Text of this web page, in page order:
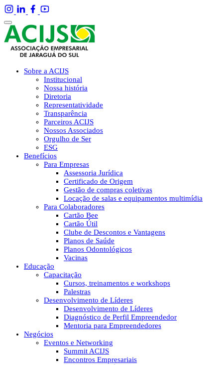
Sobre a ACIJS
Institucional
Nossa história
Diretoria
Representatividade
Transparência
Parceiros ACIJS
Nossos Associados
Orgulho de Ser
ESG
Benefícios
Para Empresas
Assessoria Jurídica
Certificado de Origem
Gestão de compras coletivas
Locação de salas e equipamentos multimídia
Para Colaboradores
Cartão Bee
Cartão Útil
Clube de Descontos e Vantagens
Planos de Saúde
Planos Odontológicos
Vacinas
Educação
Capacitação
Cursos, treinamentos e workshops
Palestras
Desenvolvimento de Líderes
Desenvolvimento de Líderes
Diagnóstico de Perfil Empreendedor
Mentoria para Empreendedores
Negócios
Eventos e Networking
Summit ACIJS
Encontros Empresariais